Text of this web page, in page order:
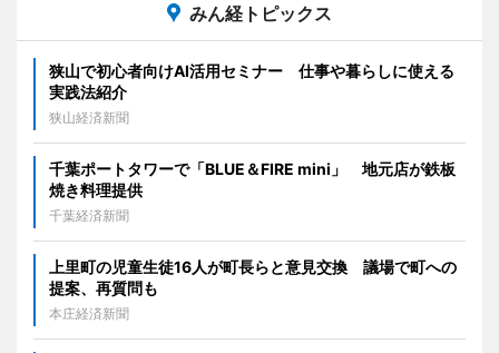
みん経トピックス
狭山で初心者向けAI活用セミナー 仕事や暮らしに使える
実践法紹介
狭山経済新聞
千葉ポートタワーで「BLUE＆FIRE mini」 地元店が鉄板
焼き料理提供
千葉経済新聞
上里町の児童生徒16人が町長らと意見交換 議場で町への
提案、再質問も
本庄経済新聞